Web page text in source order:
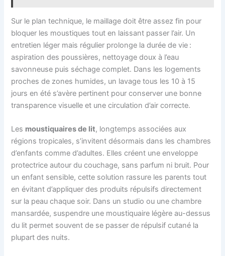
Sur le plan technique, le maillage doit être assez fin pour
bloquer les moustiques tout en laissant passer l’air. Un
entretien léger mais régulier prolonge la durée de vie :
aspiration des poussières, nettoyage doux à l’eau
savonneuse puis séchage complet. Dans les logements
proches de zones humides, un lavage tous les 10 à 15
jours en été s’avère pertinent pour conserver une bonne
transparence visuelle et une circulation d’air correcte.
Les moustiquaires de lit, longtemps associées aux
régions tropicales, s’invitent désormais dans les chambres
d’enfants comme d’adultes. Elles créent une enveloppe
protectrice autour du couchage, sans parfum ni bruit. Pour
un enfant sensible, cette solution rassure les parents tout
en évitant d’appliquer des produits répulsifs directement
sur la peau chaque soir. Dans un studio ou une chambre
mansardée, suspendre une moustiquaire légère au-dessus
du lit permet souvent de se passer de répulsif cutané la
plupart des nuits.